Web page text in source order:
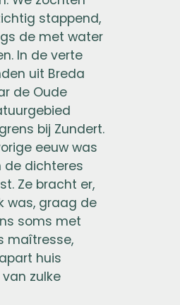
stappend,
de met water
In de verte
uit Breda
de Oude
bij Zundert.
eeuw was
de dichteres
Ze bracht er,
was, graag de
soms met
maîtresse,
huis
zulke